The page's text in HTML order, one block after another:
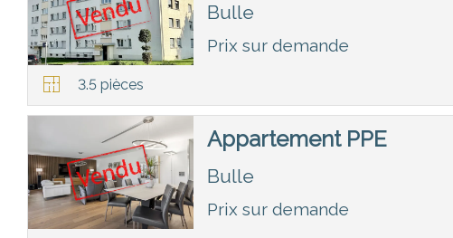
Bulle
Prix sur demande
3.5 pièces
Appartement PPE
Bulle
Prix sur demande